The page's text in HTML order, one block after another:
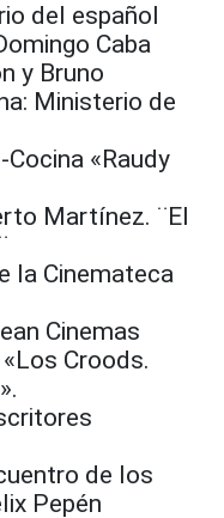
del español
Caba
y Bruno
Ministerio de
«Raudy
Martínez. ¨El
la Cinemateca
Cinemas
Croods.
de los
Pepén